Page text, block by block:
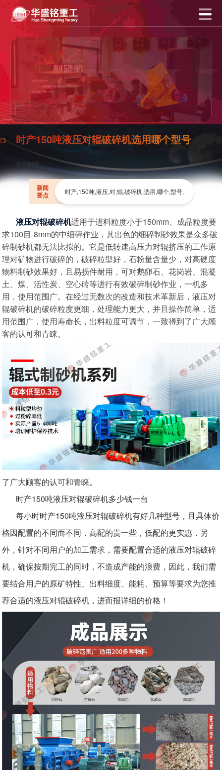
时产150吨液压对辊破碎机选用哪个型号
发布时间：
新闻
要点
时产,150吨,液压,对,辊,破碎机,选用,哪个,型号,
液压对辊破碎机适用于进料粒度小于150mm、成品粒度要
求100目-8mm的中细碎作业，其出色的细碎制砂效果是众多破
碎制砂机都无法比拟的。它是低转速高压力对辊挤压的工作原
理对矿物进行破碎的，破碎粒型好，石粉量含量少，对高硬度
物料制砂效果好，且易损件耐用，可对鹅卵石、花岗岩、混凝
土、煤、活性炭、空心砖等进行有效破碎制砂作业，一机多
用，使用范围广。在经过无数次的改造和技术革新后，液压对
辊破碎机的破碎粒度更细，处理能力更大，并且操作简单，适
用范围广，使用寿命长，出料粒度可调节，一致得到了广大顾
客的认可和青睐。
了广大顾客的认可和青睐。
时产150吨液压对辊破碎机多少钱一台
每小时时产150吨液压对辊破碎机有好几种型号，且具体价
格因配置的不同而不同，高配的贵一些，低配的更实惠，另
外，针对不同用户的加工需求，需要配置合适的液压对辊破碎
机，确保按期完工的同时，不造成产能的浪费，因此，我们需
要结合用户的原矿特性、出料细度、能耗、预算等要求为您推
荐合适的液压对辊破碎机，进而报详细的价格！